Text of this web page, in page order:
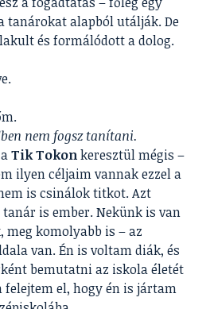
tanárokat alapból utálják. De
és formálódott a dolog.
nem fogsz tanítani.
Tik Tokonkeresztül mégis –
ilyen céljaim vannak ezzel a
is csinálok titkot. Azt
is ember. Nekünk is van
komolyabb is – az
van. Én is voltam diák, és
bemutatni az iskola életét
felejtem el, hogy én is jártam